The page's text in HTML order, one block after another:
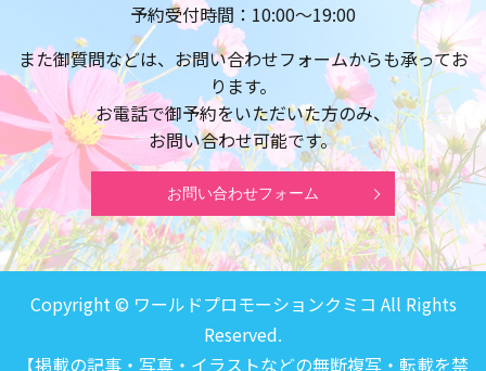
予約受付時間：10:00～19:00
また御質問などは、お問い合わせフォームからも承ってお
ります。
お電話で御予約をいただいた方のみ、
お問い合わせ可能です。
お問い合わせフォーム
Copyright © ワールドプロモーションクミコ All Rights
Reserved.
【掲載の記事・写真・イラストなどの無断複写・転載を禁